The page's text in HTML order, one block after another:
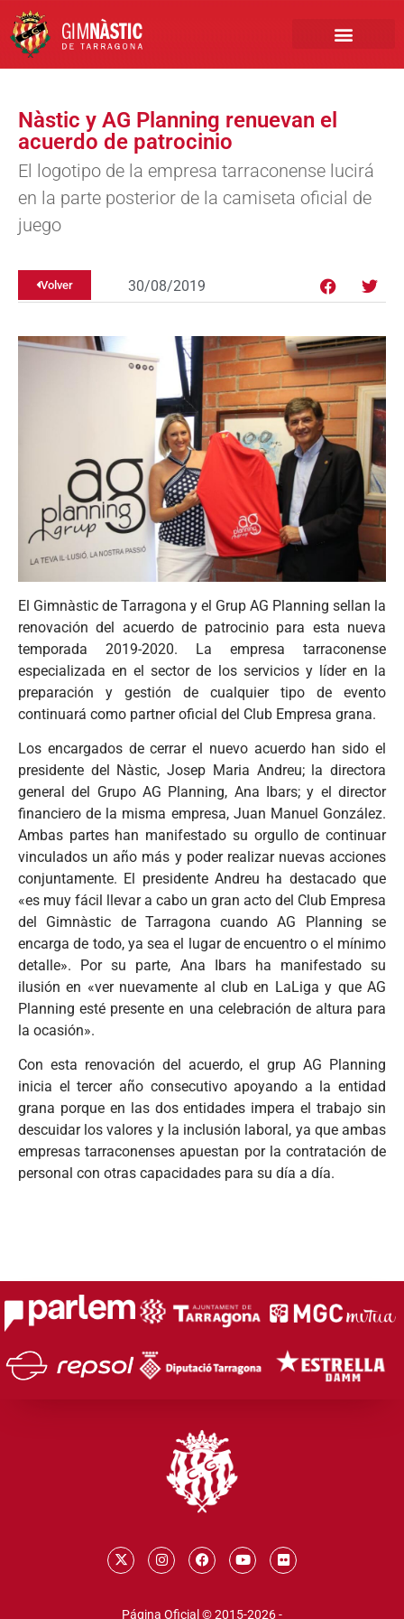
Nàstic y AG Planning renuevan el
acuerdo de patrocinio
El logotipo de la empresa tarraconense lucirá
en la parte posterior de la camiseta oficial de
juego
Volver 30/08/2019
El Gimnàstic de Tarragona y el Grup AG Planning sellan la
renovación del acuerdo de patrocinio para esta nueva
temporada 2019-2020. La empresa tarraconense
especializada en el sector de los servicios y líder en la
preparación y gestión de cualquier tipo de evento
continuará como partner oficial del Club Empresa grana.
Los encargados de cerrar el nuevo acuerdo han sido el
presidente del Nàstic, Josep Maria Andreu; la directora
general del Grupo AG Planning, Ana Ibars; y el director
financiero de la misma empresa, Juan Manuel González.
Ambas partes han manifestado su orgullo de continuar
vinculados un año más y poder realizar nuevas acciones
conjuntamente. El presidente Andreu ha destacado que
«es muy fácil llevar a cabo un gran acto del Club Empresa
del Gimnàstic de Tarragona cuando AG Planning se
encarga de todo, ya sea el lugar de encuentro o el mínimo
detalle». Por su parte, Ana Ibars ha manifestado su
ilusión en «ver nuevamente al club en LaLiga y que AG
Planning esté presente en una celebración de altura para
la ocasión».
Con esta renovación del acuerdo, el grup AG Planning
inicia el tercer año consecutivo apoyando a la entidad
grana porque en las dos entidades impera el trabajo sin
descuidar los valores y la inclusión laboral, ya que ambas
empresas tarraconenses apuestan por la contratación de
personal con otras capacidades para su día a día.
Página Oficial © 2015-2026 -